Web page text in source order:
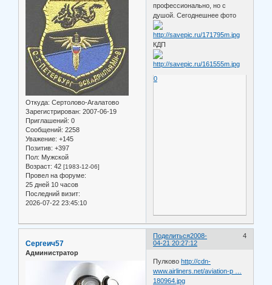
Откуда: Сертолово-Агалатово
Зарегистрирован: 2007-06-19
Приглашений: 0
Сообщений: 2258
Уважение: +145
Позитив: +397
Пол: Мужской
Возраст: 42 [1983-12-06]
Провел на форуме:
25 дней 10 часов
Последний визит:
2026-07-22 23:45:10
профессионально, но с
душой. Сегоднешнее фото
КДП
0
Поделиться 4
2008-
04-21 20:27:12
Сергеич57
Администратор
Пулковоhttp://cdn-
www.airliners.net/aviation-p …
180964.jpg